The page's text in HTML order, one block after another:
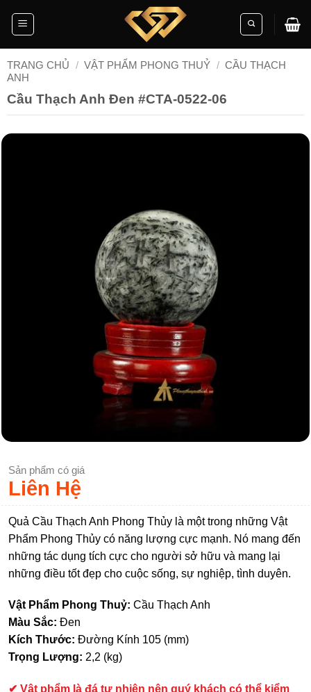
TRANG CHỦ / VẬT PHẨM PHONG THUỶ / CẦU THẠCH
ANH
Cầu Thạch Anh Đen #CTA-0522-06
Sản phẩm có giá
Liên Hệ
Quả Cầu Thạch Anh Phong Thủy là một trong những Vật
Phẩm Phong Thủy có năng lượng cực mạnh. Nó mang đến
những tác dụng tích cực cho người sở hữu và mang lại
những điều tốt đẹp cho cuộc sống, sự nghiệp, tình duyên.
Vật Phẩm Phong Thuỷ: Cầu Thạch Anh
Màu Sắc: Đen
Kích Thước: Đường Kính 105 (mm)
Trọng Lượng: 2,2 (kg)
✔ Vật phẩm là đá tự nhiên nên quý khách có thể kiểm